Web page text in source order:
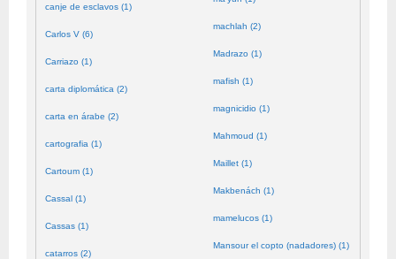
canje de esclavos (1)
Carlos V (6)
Carriazo (1)
carta diplomática (2)
carta en árabe (2)
cartografia (1)
Cartoum (1)
Cassal (1)
Cassas (1)
catarros (2)
machlah (2)
Madrazo (1)
mafish (1)
magnicidio (1)
Mahmoud (1)
Maillet (1)
Makbenách (1)
mamelucos (1)
Mansour el copto (nadadores) (1)